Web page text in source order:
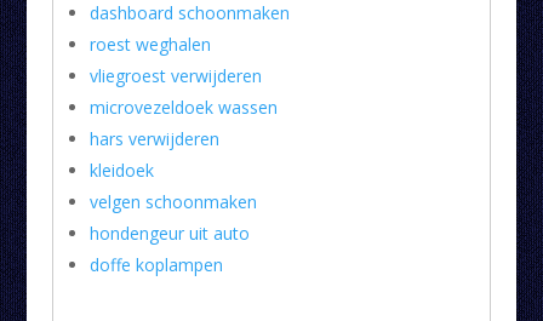
dashboard schoonmaken
roest weghalen
vliegroest verwijderen
microvezeldoek wassen
hars verwijderen
kleidoek
velgen schoonmaken
hondengeur uit auto
doffe koplampen